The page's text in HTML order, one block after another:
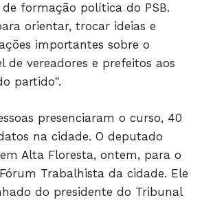
Só Notícias
formação política do PSB.
orientar, trocar ideias e
importantes sobre o
de vereadores e prefeitos aos
partido".
presenciaram o curso, 40
na cidade. O deputado
Alta Floresta, ontem, para o
Trabalhista da cidade. Ele
do presidente do Tribunal